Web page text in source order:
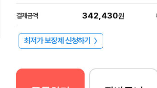
결제금액 342,430원
최저가 보장제 신청하기 〉